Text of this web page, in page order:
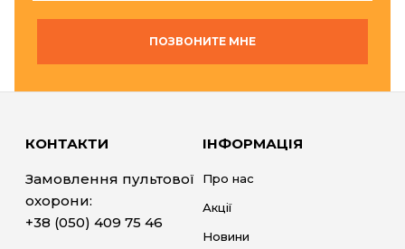
ПОЗВОНИТЕ МНЕ
КОНТАКТИ
Замовлення пультової
охорони:
+38 (050) 409 75 46
ІНФОРМАЦІЯ
Про нас
Акції
Новини